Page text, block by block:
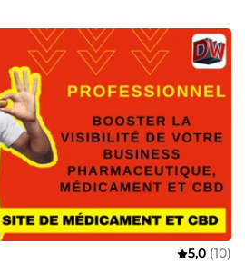
5,0 (10)